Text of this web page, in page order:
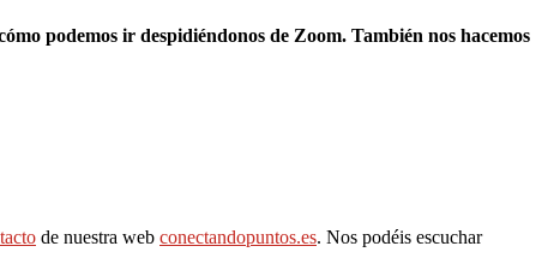
podemos ir despidiéndonos de Zoom. También nos hacemos
de nuestra web conectandopuntos.es. Nos podéis escuchar